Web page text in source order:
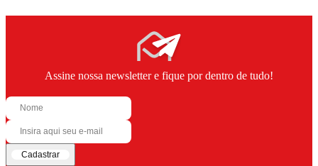
Assine nossa newsletter e fique por dentro de tudo!
Cadastrar